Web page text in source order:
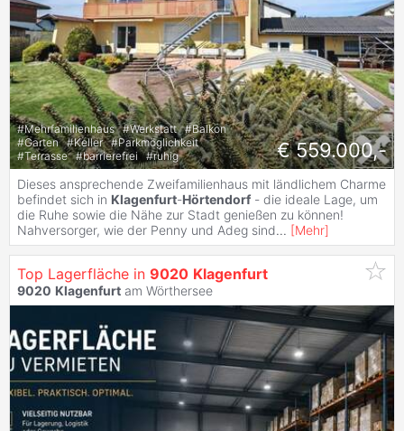
#Mehrfamilienhaus #Werkstatt #Balkon
#Garten #Keller #Parkmöglichkeit
#Terrasse #barrierefrei #ruhig € 559.000,-
Dieses ansprechende Zweifamilienhaus mit ländlichem Charme
befindet sich in Klagenfurt-Hörtendorf - die ideale Lage, um
die Ruhe sowie die Nähe zur Stadt genießen zu können!
Nahversorger, wie der Penny und Adeg sind... [Mehr]
Top Lagerfläche in 9020 Klagenfurt
9020 Klagenfurt am Wörthersee